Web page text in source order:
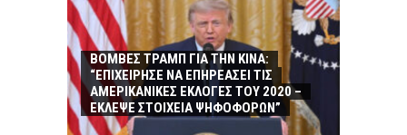
ΒΟΜΒΕΣ ΤΡΑΜΠ ΓΙΑ ΤΗΝ ΚΙΝΑ:
“ΕΠΙΧΕΙΡΗΣΕ ΝΑ ΕΠΗΡΕΑΣΕΙ ΤΙΣ
ΑΜΕΡΙΚΑΝΙΚΕΣ ΕΚΛΟΓΕΣ ΤΟΥ 2020 –
ΕΚΛΕΨΕ ΣΤΟΙΧΕΙΑ ΨΗΦΟΦΟΡΩΝ”